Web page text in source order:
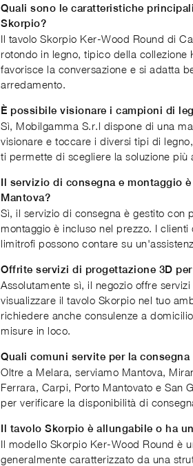
Quali sono le caratteristiche
Skorpio?
Il tavolo Skorpio Ker-Wood Round di
rotondo in legno, tipico della collezione
favorisce la conversazione e si adatta
arredamento.
È possibile visionare i campioni di
Sì, Mobilgamma S.r.l dispone di una
visionare e toccare i diversi tipi di
ti permette di scegliere la soluzione più
Il servizio di consegna e montaggio
Mantova?
Sì, il servizio di consegna è gestito con
montaggio è incluso nel prezzo. I
limitrofi possono contare su
Offrite servizi di progettazione 3D
Assolutamente sì, il negozio offre
visualizzare il tavolo Skorpio nel tuo
richiedere anche consulenze a
misure in loco.
Quali comuni servite per la consegna
Oltre a Melara, serviamo Mantova,
Ferrara, Carpi, Porto Mantovato e San
per verificare la disponibilità di
Il tavolo Skorpio è allungabile o ha
Il modello Skorpio Ker-Wood Round è
generalmente caratterizzato da una